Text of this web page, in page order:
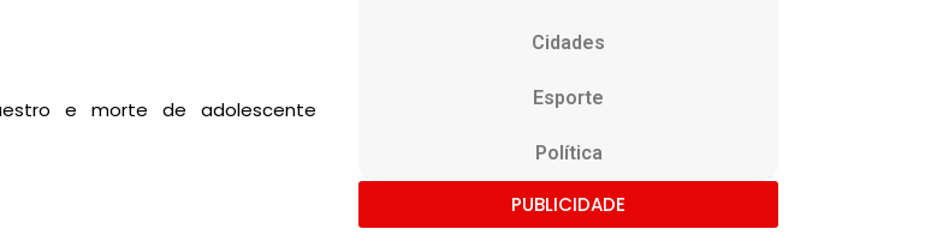
e morte de adolescente
Cidades
Esporte
Política
PUBLICIDADE